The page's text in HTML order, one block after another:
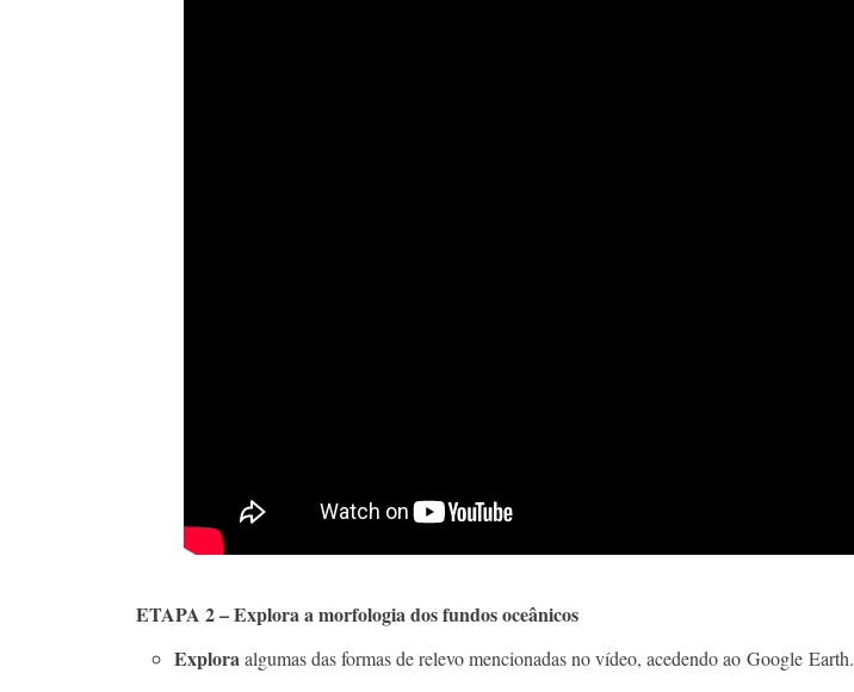
ETAPA 2 – Explora a morfologia dos fundos oceânicos
Exploraalgumas das formas de relevo mencionadas no vídeo, acedendo ao Google Earth.​